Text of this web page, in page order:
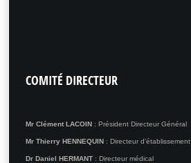
COMITÉ DIRECTEUR
Mr Clément LACOIN : Président Directeur Général
Mr Thierry HENNEQUIN : Directeur d’établissement
Dr Daniel HERMANT : Directeur médical